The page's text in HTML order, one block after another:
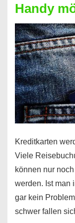
Schufaeintrag
möglich
Handy
Kreditkarten
Viele
können nur
werden. Ist man
gar kein
schwer fallen